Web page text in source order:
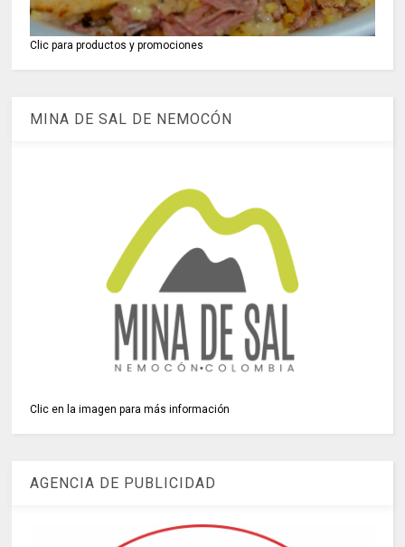
Clic para productos y promociones
MINA DE SAL DE NEMOCÓN
Clic en la imagen para más información
AGENCIA DE PUBLICIDAD